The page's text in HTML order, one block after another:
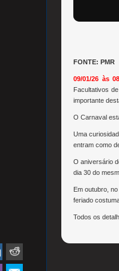
FONTE: PMR
09/01/26 às
Facultativos
importante
O Carnaval
Uma
entram como
O aniversário
dia 30 do
Em outubro,
feriado
Todos os